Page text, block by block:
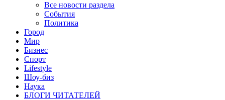
Все новости раздела
События
Политика
Город
Мир
Бизнес
Спорт
Lifestyle
Шоу-биз
Наука
БЛОГИ ЧИТАТЕЛЕЙ